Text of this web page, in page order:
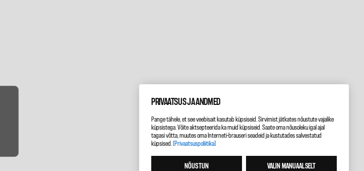
PRIVAATSUS JA ANDMED
Pange tähele, et see veebisait kasutab küpsiseid. Sirvimist jätkates nõustute vajalike
küpsistega. Võite aktsepteerida ka muid küpsiseid. Saate oma nõusoleku igal ajal
tagasi võtta, muutes oma Interneti-brauseri seadeid ja kustutades salvestatud
küpsised. [Privaatsuspoliitika]
NÕUSTUN VALIN MANUAALSELT